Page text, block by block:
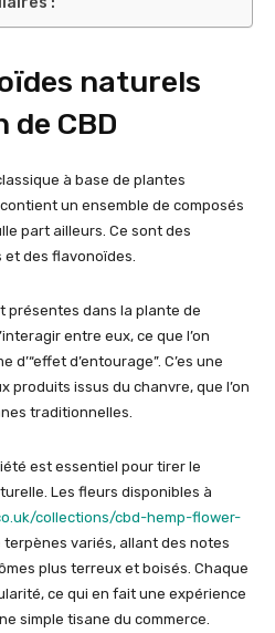
naturels
de CBD
à base de plantes
un ensemble de composés
part ailleurs. Ce sont des
des flavonoïdes.
présentes dans la plante de
entre eux, ce que l’on
d’entourage”. C’es une
produits issus du chanvre, que l’on
traditionnelles.
est essentiel pour tirer le
Les fleurs disponibles à
collections/cbd-hemp-flower-
variés, allant des notes
plus terreux et boisés. Chaque
ce qui en fait une expérience
simple tisane du commerce.